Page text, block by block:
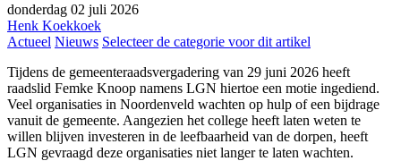
donderdag 02 juli 2026
Henk Koekkoek
Actueel Nieuws Selecteer de categorie voor dit artikel
Tijdens de gemeenteraadsvergadering van 29 juni 2026 heeft
raadslid Femke Knoop namens LGN hiertoe een motie ingediend.
Veel organisaties in Noordenveld wachten op hulp of een bijdrage
vanuit de gemeente. Aangezien het college heeft laten weten te
willen blijven investeren in de leefbaarheid van de dorpen, heeft
LGN gevraagd deze organisaties niet langer te laten wachten.